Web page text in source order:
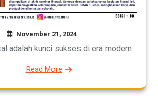
November 21, 2024
adalah kunci sukses di era modern
Read More